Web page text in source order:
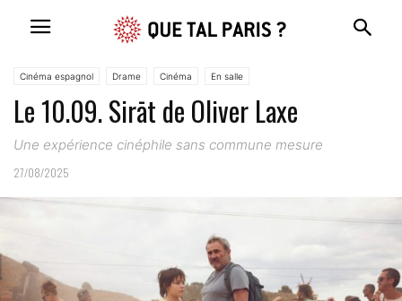
Cinéma espagnol Drame Cinéma En salle
Le 10.09. Sirāt de Oliver Laxe
Une expérience cinéphile sans commune mesure
27/08/2025